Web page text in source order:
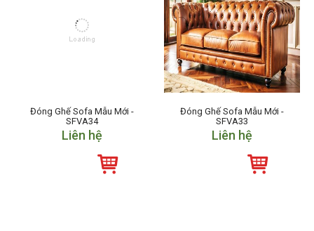
Đóng Ghế Sofa Mẫu Mới -
SFVA34
Liên hệ
Đóng Ghế Sofa Mẫu Mới -
SFVA33
Liên hệ